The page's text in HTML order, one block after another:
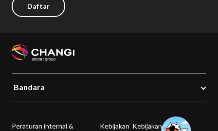
Daftar
Bandara
Peraturan internal & Kebijakan Kebijakan